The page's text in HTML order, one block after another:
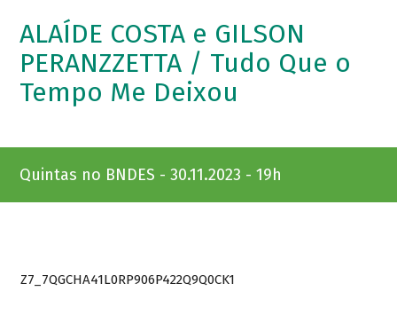
ALAÍDE COSTA e GILSON
PERANZZETTA / Tudo Que o
Tempo Me Deixou
Quintas no BNDES - 30.11.2023 - 19h
Z7_7QGCHA41L0RP906P422Q9Q0CK1